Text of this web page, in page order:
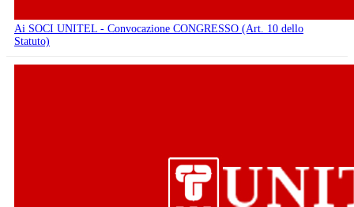
Ai SOCI UNITEL - Convocazione CONGRESSO (Art. 10 dello
Statuto)